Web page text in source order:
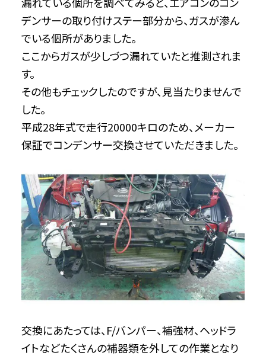
デンサーの取り付けステー部分から、ガスが滲ん
でいる個所がありました。
ここからガスが少しづつ漏れていたと推測されま
す。
その他もチェックしたのですが、見当たりませんで
した。
平成28年式で走行20000キロのため、メーカー
保証でコンデンサー交換させていただきました。
交換にあたっては、F/バンパー、補強材、ヘッドラ
イトなどたくさんの補器類を外しての作業となり